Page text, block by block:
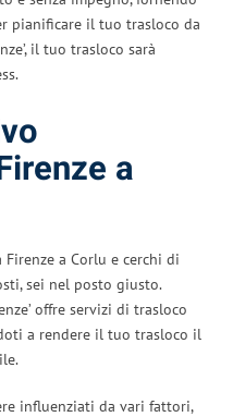
pianificare il tuo trasloco da
il tuo trasloco sarà
a
a Corlu e cerchi di
sei nel posto giusto.
offre servizi di trasloco
a rendere il tuo trasloco il
influenziati da vari fattori,